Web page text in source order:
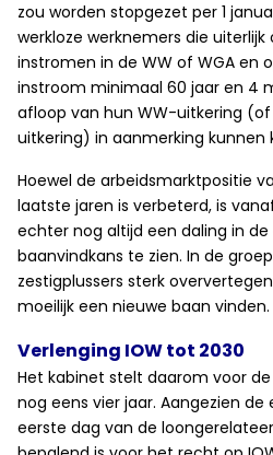
zou worden stopgezet per 1
werkloze werknemers die uiterlijk
instromen in de WW of WGA en
instroom minimaal 60 jaar en 4
afloop van hun WW-uitkering
uitkering) in aanmerking kunnen
Hoewel de arbeidsmarktpositie
laatste jaren is verbeterd, is
echter nog altijd een daling in
baanvindkans te zien. In de
zestigplussers sterk
moeilijk een nieuwe baan vinden.
Verlenging IOW tot 2030
Het kabinet stelt daarom voor
nog eens vier jaar. Aangezien
eerste dag van de